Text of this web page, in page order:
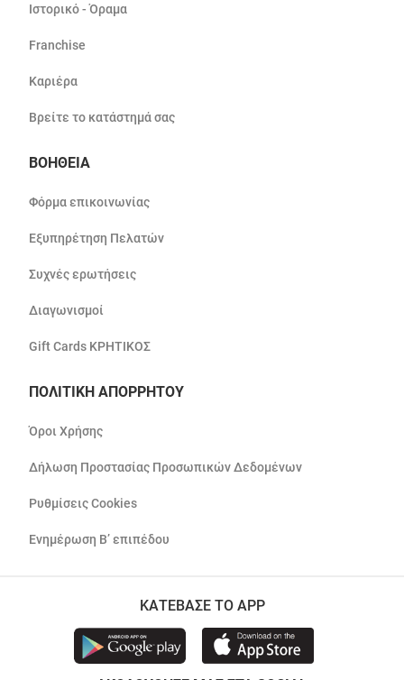
Ιστορικό - Όραμα
Franchise
Καριέρα
Βρείτε το κατάστημά σας
ΒΟΗΘΕΙΑ
Φόρμα επικοινωνίας
Εξυπηρέτηση Πελατών
Συχνές ερωτήσεις
Διαγωνισμοί
Gift Cards ΚΡΗΤΙΚΟΣ
ΠΟΛΙΤΙΚΗ ΑΠΟΡΡΗΤΟΥ
Όροι Χρήσης
Δήλωση Προστασίας Προσωπικών Δεδομένων
Ρυθμίσεις Cookies
Ενημέρωση Β’ επιπέδου
ΚΑΤΕΒΑΣΕ ΤΟ APP